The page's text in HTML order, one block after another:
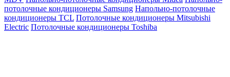
потолочные кондиционеры Samsung Напольно-потолочные
кондиционеры TCL Потолочные кондиционеры Mitsubishi
Electric Потолочные кондиционеры Toshiba